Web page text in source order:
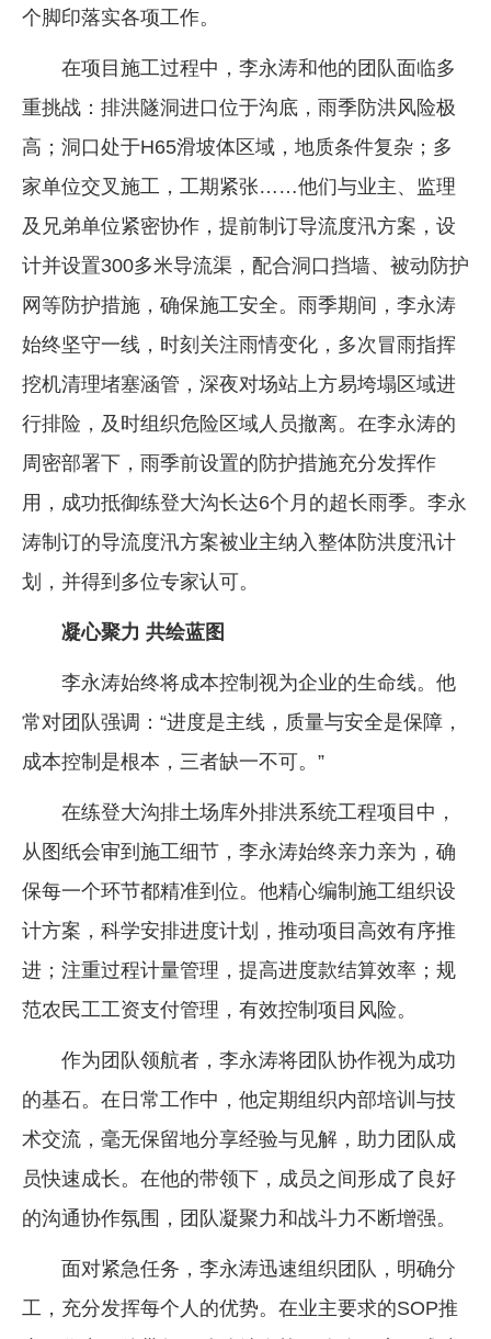
个脚印落实各项工作。
在项目施工过程中，李永涛和他的团队面临多
重挑战：排洪隧洞进口位于沟底，雨季防洪风险极
高；洞口处于H65滑坡体区域，地质条件复杂；多
家单位交叉施工，工期紧张……他们与业主、监理
及兄弟单位紧密协作，提前制订导流度汛方案，设
计并设置300多米导流渠，配合洞口挡墙、被动防护
网等防护措施，确保施工安全。雨季期间，李永涛
始终坚守一线，时刻关注雨情变化，多次冒雨指挥
挖机清理堵塞涵管，深夜对场站上方易垮塌区域进
行排险，及时组织危险区域人员撤离。在李永涛的
周密部署下，雨季前设置的防护措施充分发挥作
用，成功抵御练登大沟长达6个月的超长雨季。李永
涛制订的导流度汛方案被业主纳入整体防洪度汛计
划，并得到多位专家认可。
凝心聚力 共绘蓝图
李永涛始终将成本控制视为企业的生命线。他
常对团队强调：“进度是主线，质量与安全是保障，
成本控制是根本，三者缺一不可。”
在练登大沟排土场库外排洪系统工程项目中，
从图纸会审到施工细节，李永涛始终亲力亲为，确
保每一个环节都精准到位。他精心编制施工组织设
计方案，科学安排进度计划，推动项目高效有序推
进；注重过程计量管理，提高进度款结算效率；规
范农民工工资支付管理，有效控制项目风险。
作为团队领航者，李永涛将团队协作视为成功
的基石。在日常工作中，他定期组织内部培训与技
术交流，毫无保留地分享经验与见解，助力团队成
员快速成长。在他的带领下，成员之间形成了良好
的沟通协作氛围，团队凝聚力和战斗力不断增强。
面对紧急任务，李永涛迅速组织团队，明确分
工，充分发挥每个人的优势。在业主要求的SOP推